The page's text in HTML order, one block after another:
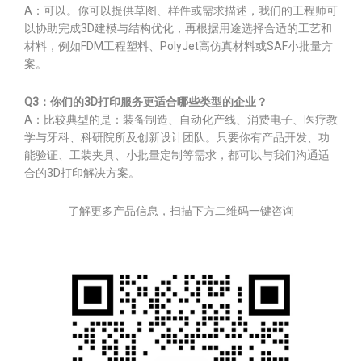
A：可以。你可以提供草图、样件或需求描述，我们的工程师可
以协助完成3D建模与结构优化，再根据用途选择合适的工艺和
材料，例如FDM工程塑料、PolyJet高仿真材料或SAF小批量方
案。
Q3：你们的3D打印服务更适合哪些类型的企业？
A：比较典型的是：装备制造、自动化产线、消费电子、医疗教
学与牙科、科研院所及创新设计团队。只要你有产品开发、功
能验证、工装夹具、小批量定制等需求，都可以与我们沟通适
合的3D打印解决方案。
了解更多产品信息，扫描下方二维码一键咨询